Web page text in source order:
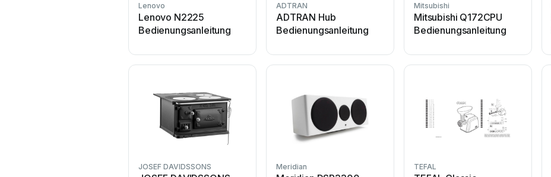
Lenovo
Lenovo N2225
Bedienungsanleitung
ADTRAN
ADTRAN Hub
Bedienungsanleitung
Mitsubishi
Mitsubishi Q172CPU
Bedienungsanleitung
JOSEF DAVIDSSONS Meridian TEFAL